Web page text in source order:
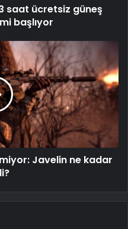
saat ücretsiz güneş
başlıyor
Javelin ne kadar